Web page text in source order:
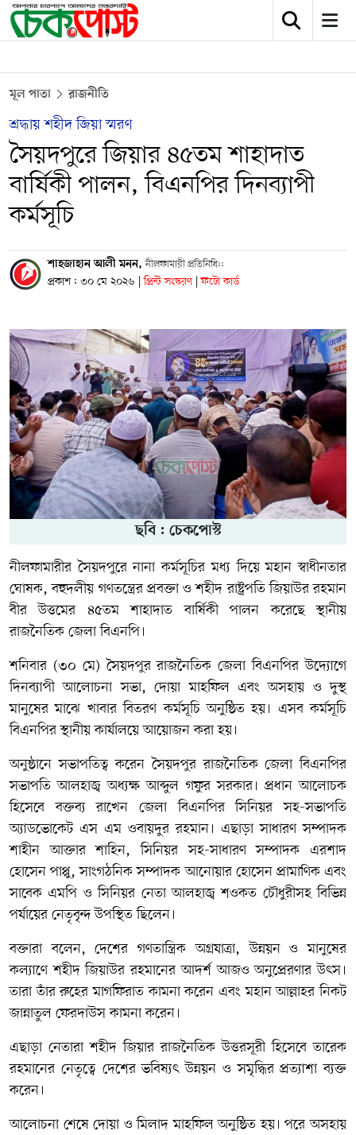
মূল পাতা রাজনীতি
শ্রদ্ধায় শহীদ জিয়া স্মরণ
সৈয়দপুরে জিয়ার ৪৫তম শাহাদাত
বার্ষিকী পালন, বিএনপির দিনব্যাপী
কর্মসূচি
শাহজাহান আলী মনন,নীলফামারী প্রতিনিধি::
প্রকাশ : ৩০ মে ২০২৬ | প্রিন্ট সংস্করণ | ফটো কার্ড
ছবি : চেকপোস্ট
নীলফামারীর সৈয়দপুরে নানা কর্মসূচির মধ্য দিয়ে মহান স্বাধীনতার
ঘোষক, বহুদলীয় গণতন্ত্রের প্রবক্তা ও শহীদ রাষ্ট্রপতি জিয়াউর রহমান
বীর উত্তমের ৪৫তম শাহাদাত বার্ষিকী পালন করেছে স্থানীয়
রাজনৈতিক জেলা বিএনপি।
শনিবার (৩০ মে) সৈয়দপুর রাজনৈতিক জেলা বিএনপির উদ্যোগে
দিনব্যাপী আলোচনা সভা, দোয়া মাহফিল এবং অসহায় ও দুস্থ
মানুষের মাঝে খাবার বিতরণ কর্মসূচি অনুষ্ঠিত হয়। এসব কর্মসূচি
বিএনপির স্থানীয় কার্যালয়ে আয়োজন করা হয়।
অনুষ্ঠানে সভাপতিত্ব করেন সৈয়দপুর রাজনৈতিক জেলা বিএনপির
সভাপতি আলহাজ্ব অধ্যক্ষ আব্দুল গফুর সরকার। প্রধান আলোচক
হিসেবে বক্তব্য রাখেন জেলা বিএনপির সিনিয়র সহ-সভাপতি
অ্যাডভোকেট এস এম ওবায়দুর রহমান। এছাড়া সাধারণ সম্পাদক
শাহীন আক্তার শাহিন, সিনিয়র সহ-সাধারণ সম্পাদক এরশাদ
হোসেন পাপ্পু, সাংগঠনিক সম্পাদক আনোয়ার হোসেন প্রামাণিক এবং
সাবেক এমপি ও সিনিয়র নেতা আলহাজ্ব শওকত চৌধুরীসহ বিভিন্ন
পর্যায়ের নেতৃবৃন্দ উপস্থিত ছিলেন।
বক্তারা বলেন, দেশের গণতান্ত্রিক অগ্রযাত্রা, উন্নয়ন ও মানুষের
কল্যাণে শহীদ জিয়াউর রহমানের আদর্শ আজও অনুপ্রেরণার উৎস।
তারা তাঁর রুহের মাগফিরাত কামনা করেন এবং মহান আল্লাহর নিকট
জান্নাতুল ফেরদাউস কামনা করেন।
এছাড়া নেতারা শহীদ জিয়ার রাজনৈতিক উত্তরসূরী হিসেবে তারেক
রহমানের নেতৃত্বে দেশের ভবিষ্যৎ উন্নয়ন ও সমৃদ্ধির প্রত্যাশা ব্যক্ত
করেন।
আলোচনা শেষে দোয়া ও মিলাদ মাহফিল অনুষ্ঠিত হয়। পরে অসহায়